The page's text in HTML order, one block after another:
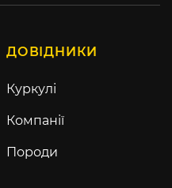
ДОВІДНИКИ
Куркулі
Компанії
Породи